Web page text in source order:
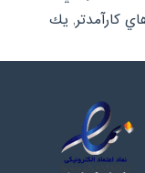
, يك